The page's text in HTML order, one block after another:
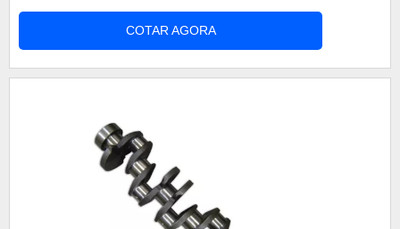
disso, a plataforma com remonte pode ser
implementada em diferentes tipos de veículos e
chassis, de acordo com o PTB requerido.
COTAR AGORA